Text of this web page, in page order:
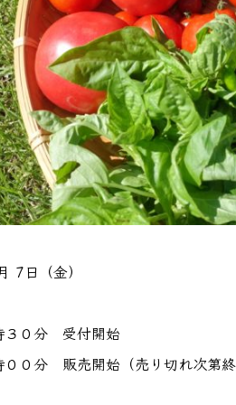
日（金）
０分 受付開始
分 販売開始（売り切れ次第